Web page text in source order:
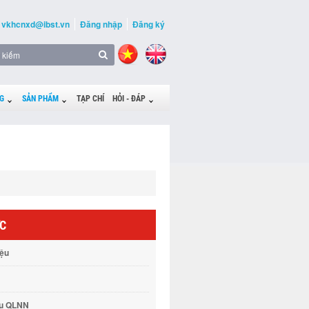
vkhcnxd@ibst.vn Đăng nhập Đăng ký
SẢN PHẨM TẠP CHÍ HỎI - ĐÁP
QLNN